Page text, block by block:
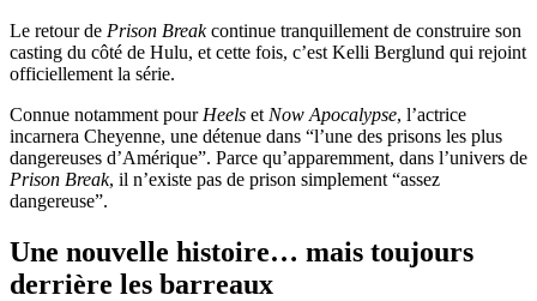
Le retour de Prison Breakcontinue tranquillement de construire son
casting du côté de Hulu, et cette fois, c’est Kelli Berglund qui rejoint
officiellement la série.
Connue notamment pour Heels et Now Apocalypse, l’actrice
incarnera Cheyenne, une détenue dans “l’une des prisons les plus
dangereuses d’Amérique”. Parce qu’apparemment, dans l’univers de
Prison Break, il n’existe pas de prison simplement “assez
dangereuse”.
Une nouvelle histoire… mais toujours
derrière les barreaux